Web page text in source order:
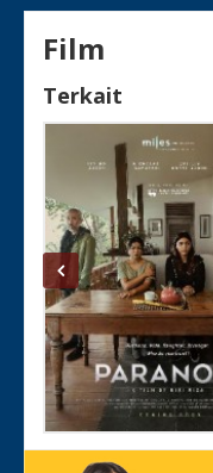
Film
Terkait